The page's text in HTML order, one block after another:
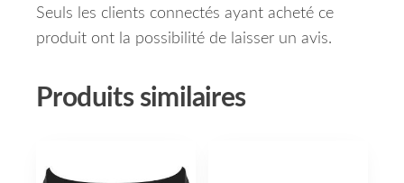
Seuls les clients connectés ayant acheté ce
produit ont la possibilité de laisser un avis.
Produits similaires